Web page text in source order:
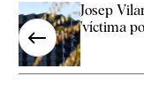
Josep
'víctima